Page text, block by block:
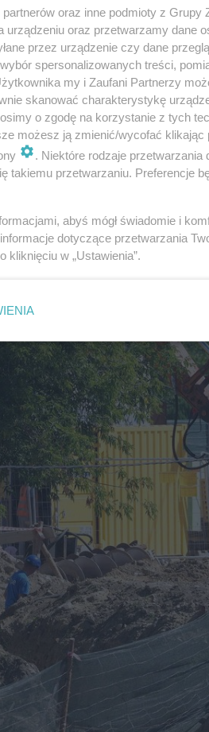
oraz inne podmioty z
urządzeniu oraz przetwarzamy dane
przez urządzenie czy dane
spersonalizowanych treści,
my i Zaufani Partnerzy
skanować charakterystykę
o zgodę na korzystanie z tych
możesz ją zmienić/wycofać
. Niektóre rodzaje
takiemu przetwarzaniu. Preferencje
abyś mógł świadomie i
dotyczące przetwarzania
kliknięciu w „Ustawienia”.